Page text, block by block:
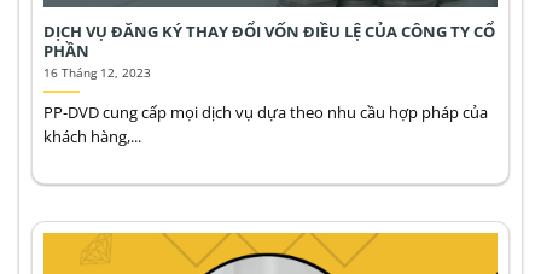
DỊCH VỤ ĐĂNG KÝ THAY ĐỔI VỐN ĐIỀU LỆ CỦA CÔNG TY CỔ
PHẦN
16 Tháng 12, 2023
PP-DVD cung cấp mọi dịch vụ dựa theo nhu cầu hợp pháp của
khách hàng,...